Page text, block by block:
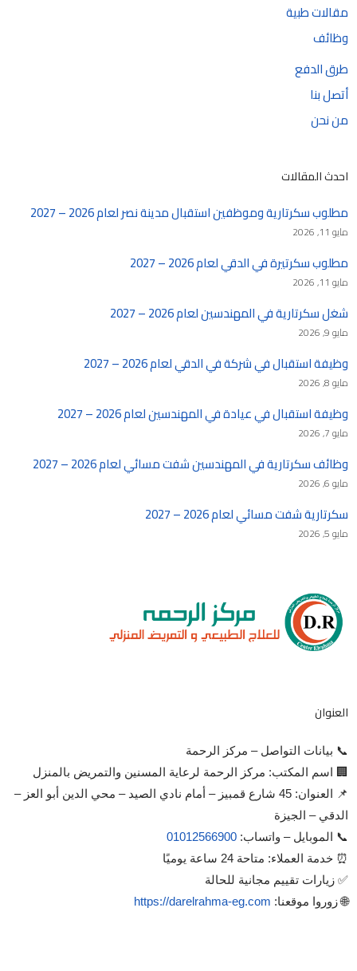
مقالات طبية
وظائف
طرق الدفع
أتصل بنا
من نحن
احدث المقالات
مطلوب سكرتارية وموظفين استقبال مدينة نصر لعام 2026 – 2027
مايو 11, 2026
مطلوب سكرتيرة في الدقي لعام 2026 – 2027
مايو 11, 2026
شغل سكرتارية في المهندسين لعام 2026 – 2027
مايو 9, 2026
وظيفة استقبال في شركة في الدقي لعام 2026 – 2027
مايو 8, 2026
وظيفة استقبال في عيادة في المهندسين لعام 2026 – 2027
مايو 7, 2026
وظائف سكرتارية في المهندسين شفت مسائي لعام 2026 – 2027
مايو 6, 2026
سكرتارية شفت مسائي لعام 2026 – 2027
مايو 5, 2026
العنوان
📞 بيانات التواصل – مركز الرحمة
🏢 اسم المكتب: مركز الرحمة لرعاية المسنين والتمريض بالمنزل
📌 العنوان: 45 شارع قمبيز – أمام نادي الصيد – محي الدين أبو العز –
الدقي – الجيزة
📞 الموبايل – واتساب:01012566900
⏰ خدمة العملاء: متاحة 24 ساعة يوميًا
✅ زيارات تقييم مجانية للحالة
🌐 زوروا موقعنا: https://darelrahma-eg.com